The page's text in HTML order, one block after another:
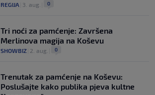
REGIJA 3. aug. 0
Tri noći za pamćenje: Završena
Merlinova magija na Koševu
SHOWBIZ 2. aug. 0
Trenutak za pamćenje na Koševu:
Poslušajte kako publika pjeva kultne